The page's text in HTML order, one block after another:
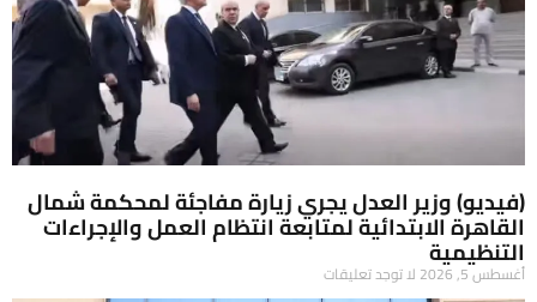
(فيديو) وزير العدل يجري زيارة مفاجئة لمحكمة شمال
القاهرة الابتدائية لمتابعة انتظام العمل والإجراءات
التنظيمية
أغسطس 5, 2026 لا توجد تعليقات